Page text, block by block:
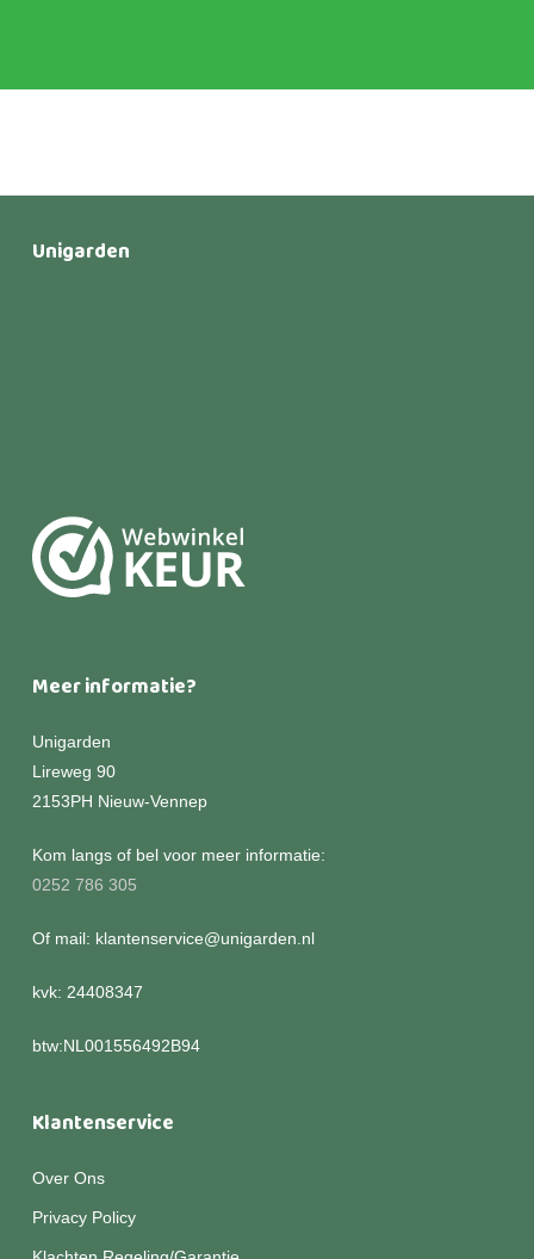
Unigarden
Meer informatie?
Unigarden
Lireweg 90
2153PH Nieuw-Vennep
Kom langs of bel voor meer informatie:
0252 786 305
Of mail: klantenservice@unigarden.nl
kvk: 24408347
btw:NL001556492B94
Klantenservice
Over Ons
Privacy Policy